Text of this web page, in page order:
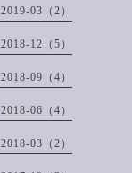
2019-03（2）
2018-12（5）
2018-09（4）
2018-06（4）
2018-03（2）